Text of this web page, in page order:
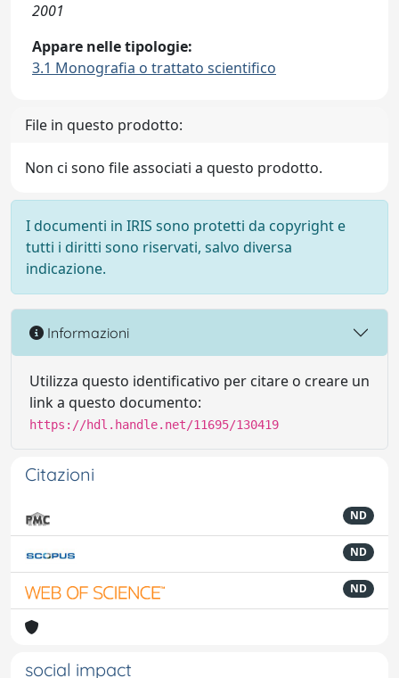
2001
Appare nelle tipologie:
3.1 Monografia o trattato scientifico
File in questo prodotto:
Non ci sono file associati a questo prodotto.
I documenti in IRIS sono protetti da copyright e
tutti i diritti sono riservati, salvo diversa
indicazione.
Informazioni
Utilizza questo identificativo per citare o creare un
link a questo documento:
https://hdl.handle.net/11695/130419
Citazioni
ND
ND
ND
social impact